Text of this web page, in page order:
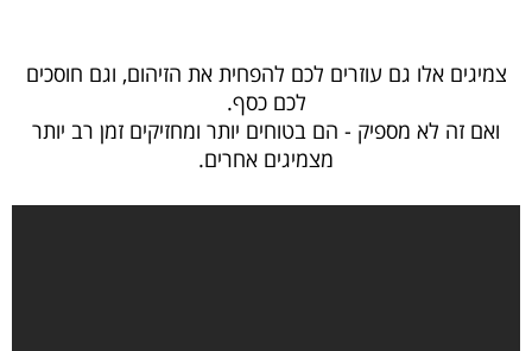
צמיגים אלו גם עוזרים לכם להפחית את הזיהום, וגם חוסכים
לכם כסף.
ואם זה לא מספיק - הם בטוחים יותר ומחזיקים זמן רב יותר
מצמיגים אחרים.